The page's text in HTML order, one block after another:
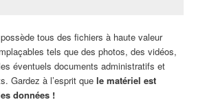
tous des fichiers à haute valeur
tels que des photos, des vidéos,
éventuels documents administratifs et
Gardez à l’esprit quele matériel est
données !